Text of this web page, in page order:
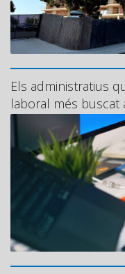
Els administratius
laboral més buscat